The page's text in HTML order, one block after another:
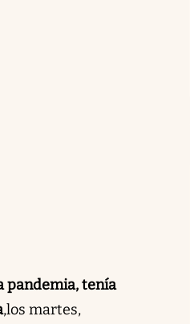
pandemia, tenía
,los martes,